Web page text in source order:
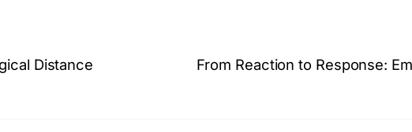
Distance From Reaction to Response: